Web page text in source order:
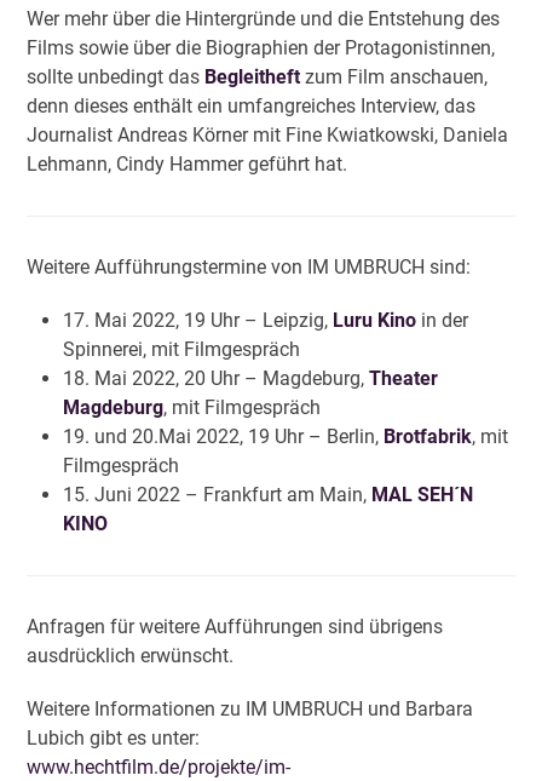
Wer mehr über die Hintergründe und die Entstehung des
Films sowie über die Biographien der Protagonistinnen,
sollte unbedingt das Begleitheft zum Film anschauen,
denn dieses enthält ein umfangreiches Interview, das
Journalist Andreas Körner mit Fine Kwiatkowski, Daniela
Lehmann, Cindy Hammer geführt hat.
Weitere Aufführungstermine von IM UMBRUCH sind:
17. Mai 2022, 19 Uhr – Leipzig, Luru Kino in der
Spinnerei, mit Filmgespräch
18. Mai 2022, 20 Uhr – Magdeburg,Theater
Magdeburg, mit Filmgespräch
19. und 20.Mai 2022, 19 Uhr – Berlin, Brotfabrik, mit
Filmgespräch
15. Juni 2022 – Frankfurt am Main, MAL SEH´N
KINO
Anfragen für weitere Aufführungen sind übrigens
ausdrücklich erwünscht.
Weitere Informationen zu IM UMBRUCH und Barbara
Lubich gibt es unter:
www.hechtfilm.de/projekte/im-